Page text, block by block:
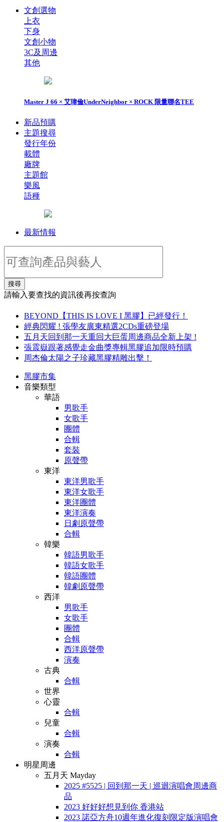
文創選物
上衣
下身
文創小物
3C及周邊
其他
Master J 66 × 艾瑋倫UnderNeighbor × ROCK 限量聯名TEE
新品預購
主題搜尋
發行年份
載體
廠牌
主題館
樂風
語種
最新情報
搜尋
請輸入要查找的資訊後再按查詢
BEYOND【THIS IS LOVE I 黑膠】已經發行！
經典閃耀 ! 張學友廣東精選2CDs重磅登場
五月天回到那一天重回大巨蛋周邊商品全新上架 !
張震嶽跟著感覺走金曲獎專輯黑膠追加限時預購
周杰倫太陽之子珍藏黑膠精雕出擊！
黑膠市集
音樂類型
華語
男歌手
女歌手
團體
合輯
套裝
原聲帶
東洋
東洋男歌手
東洋女歌手
東洋團體
東洋演奏
日劇原聲帶
合輯
韓樂
韓語男歌手
韓語女歌手
韓語團體
韓劇原聲帶
西洋
男歌手
女歌手
團體
合輯
西洋原聲帶
演奏
古典
合輯
世界
心靈
合輯
兒童
合輯
演奏
合輯
明星周邊
五月天 Mayday
2025 #5525 | 回到那一天 | 巡迴演唱會周邊商
品
2023 好好好想見到你 香港站
2023 諾亞方舟10週年進化復刻限定版演唱會